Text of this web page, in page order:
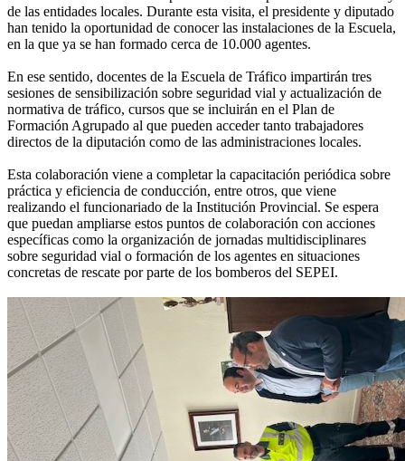
de las entidades locales. Durante esta visita, el presidente y diputado
han tenido la oportunidad de conocer las instalaciones de la Escuela,
en la que ya se han formado cerca de 10.000 agentes.
En ese sentido, docentes de la Escuela de Tráfico impartirán tres
sesiones de sensibilización sobre seguridad vial y actualización de
normativa de tráfico, cursos que se incluirán en el Plan de
Formación Agrupado al que pueden acceder tanto trabajadores
directos de la diputación como de las administraciones locales.
Esta colaboración viene a completar la capacitación periódica sobre
práctica y eficiencia de conducción, entre otros, que viene
realizando el funcionariado de la Institución Provincial. Se espera
que puedan ampliarse estos puntos de colaboración con acciones
específicas como la organización de jornadas multidisciplinares
sobre seguridad vial o formación de los agentes en situaciones
concretas de rescate por parte de los bomberos del SEPEI.